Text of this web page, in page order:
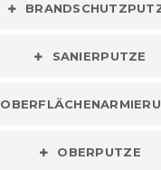
SANIERPUTZE
OBERPUTZE